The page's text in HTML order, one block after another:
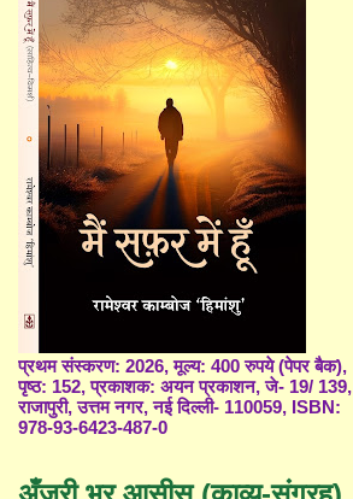
प्रथम संस्करण: 2026, मूल्य: 400 रुपये (पेपर बैक),
पृष्ठ: 152, प्रकाशक: अयन प्रकाशन, जे- 19/ 139,
राजापुरी, उत्तम नगर, नई दिल्ली- 110059, ISBN:
978-93-6423-487-0